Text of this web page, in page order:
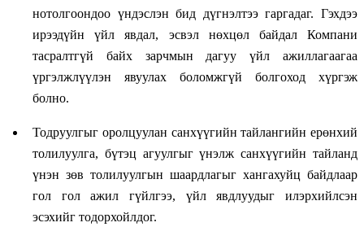
нотолгоондоо үндэслэн бид дүгнэлтээ гаргадаг. Гэхдээ
ирээдүйн үйл явдал, эсвэл нөхцөл байдал Компани
тасралтгүй байх зарчмын дагуу үйл ажиллагаагаа
үргэлжлүүлэн явуулах боломжгүй болгоход хүргэж
болно.
Тодруулгыг оролцуулан санхүүгийн тайлангийн ерөнхий
толилуулга, бүтэц агуулгыг үнэлж санхүүгийн тайланд
үнэн зөв толилуулгын шаардлагыг хангахуйц байдлаар
гол гол ажил гүйлгээ, үйл явдлуудыг илэрхийлсэн
эсэхийг тодорхойлдог.